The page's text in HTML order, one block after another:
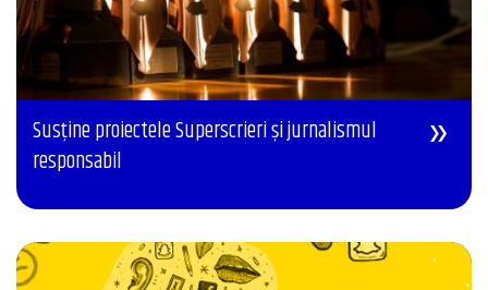
Susține proiectele Superscrieri și jurnalismul
responsabil